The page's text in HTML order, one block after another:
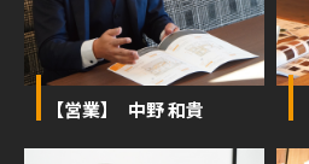
【営業】 中野 和貴